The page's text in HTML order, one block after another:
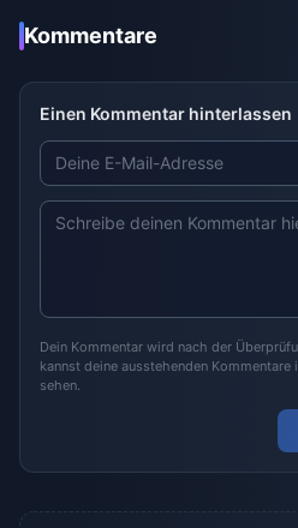
Kommentare
Einen Kommentar hinterlassen
Dein Kommentar wird nach der
kannst deine ausstehenden Kommentare
sehen.